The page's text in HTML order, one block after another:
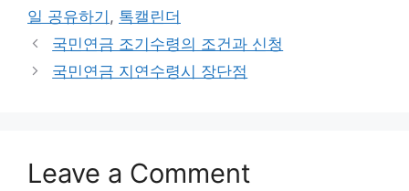
일 공유하기 , 톡캘린더
국민연금 조기수령의 조건과 신청
국민연금 지연수령시 장단점
Leave a Comment